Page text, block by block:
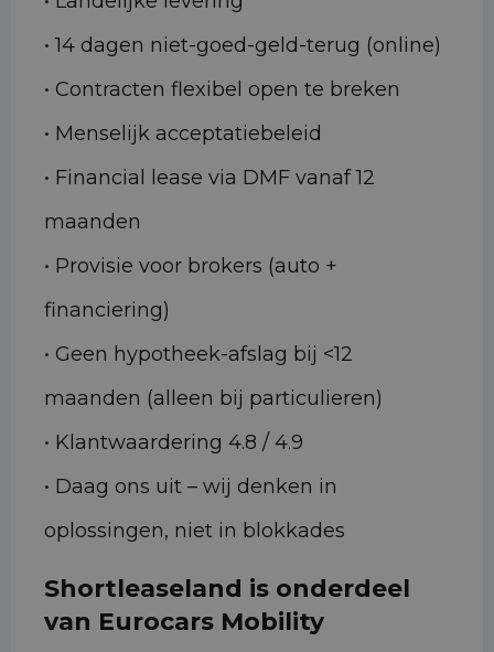
• 14 dagen niet-goed-geld-terug (online)
• Contracten flexibel open te breken
• Menselijk acceptatiebeleid
• Financial lease via DMF vanaf 12
maanden
• Provisie voor brokers (auto +
financiering)
• Geen hypotheek-afslag bij <12
maanden (alleen bij particulieren)
• Klantwaardering 4.8 / 4.9
• Daag ons uit – wij denken in
oplossingen, niet in blokkades
Shortleaseland is onderdeel
van Eurocars Mobility